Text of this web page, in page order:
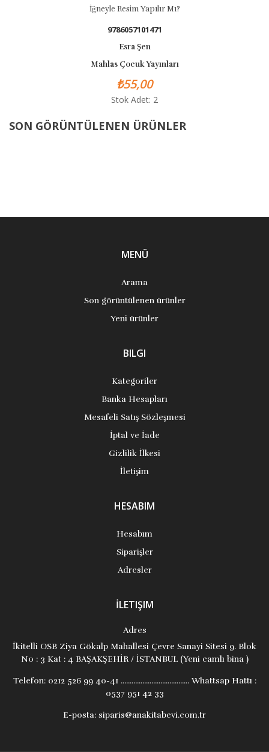
İğneyle Resim Yapılır Mı?
9786057101471
Esra Şen
Mahlas Çocuk Yayınları
₺55,00
Stok Adet: 2
SON GÖRÜNTÜLENEN ÜRÜNLER
MENÜ
Arama
Son görüntülenen ürünler
Yeni ürünler
BILGI
Kategoriler
Banka Hesapları
Mesafeli Satış Sözleşmesi
İptal ve İade
Gizlilik İlkesi
İletişim
HESABIM
Hesabım
Siparişler
Adresler
İLETIŞIM
Adres
İkitelli OSB Ziya Gökalp Mahallesi Çevre Sanayi Sitesi 9. Blok
No : 3 Kat : 4 BAŞAKŞEHİR / İSTANBUL (Yeni camlı bina )
Telefon:0212 526 99 40-41 ...................................... Whattsap Hattı :
0537 951 42 33
E-posta: siparis@anakitabevi.com.tr